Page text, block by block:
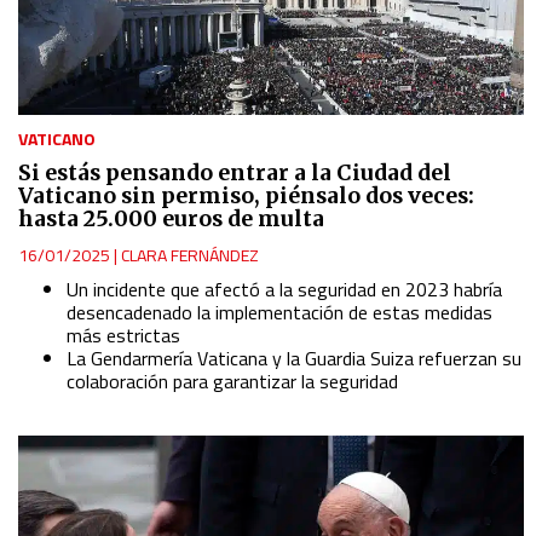
VATICANO
Si estás pensando entrar a la Ciudad del
Vaticano sin permiso, piénsalo dos veces:
hasta 25.000 euros de multa
16/01/2025|CLARA FERNÁNDEZ
Un incidente que afectó a la seguridad en 2023 habría
desencadenado la implementación de estas medidas
más estrictas
La Gendarmería Vaticana y la Guardia Suiza refuerzan su
colaboración para garantizar la seguridad